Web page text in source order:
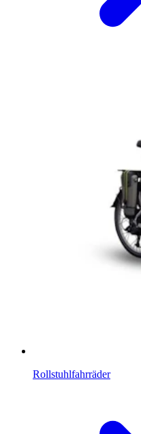
Rollstuhlfahrräder